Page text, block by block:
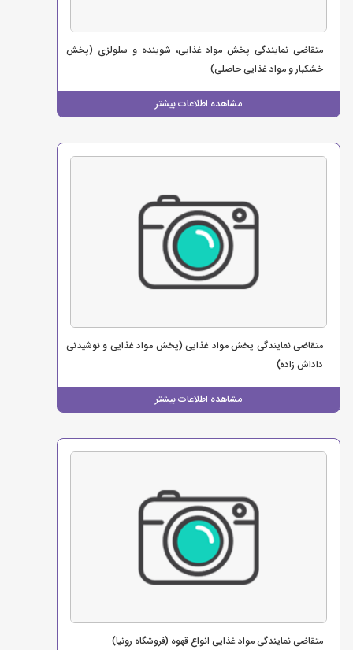
مشاهده اطلاعات بیشتر
متقاضی نمایندگی پخش مواد غذایی، شوینده و سلولزی (پخش
خشکبار و مواد غذایی حاصلی)
مشاهده اطلاعات بیشتر
متقاضی نمایندگی پخش مواد غذایی (پخش مواد غذایی و نوشیدنی
داداش زاده)
متقاضی نمایندگی مواد غذایی انواع قهوه (فروشگاه رونیا)